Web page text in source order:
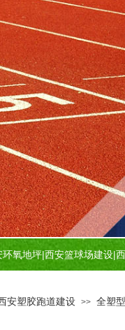
环氧地坪|西安篮球场建设|
安塑胶跑道建设 >> 全塑